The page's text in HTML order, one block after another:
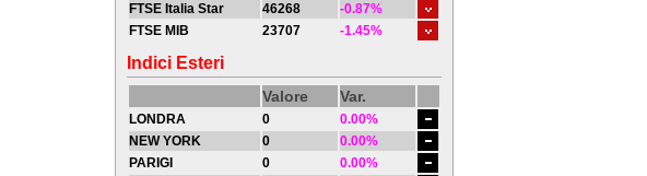
FTSE Italia Star
46268
-0.87%
FTSE MIB
23707 -1.45%
Indici Esteri
Valore Var.
LONDRA 0
0.00%
NEW YORK
0
0.00%
PARIGI
0
0.00%